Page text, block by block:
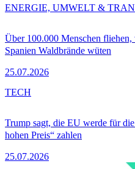
Über 100.000 Menschen
Spanien Waldbrände wüten
25.07.2026
ENERGIE, UMWELT &
Trump sagt, die EU werde für
hohen Preis“ zahlen
25.07.2026
TECH